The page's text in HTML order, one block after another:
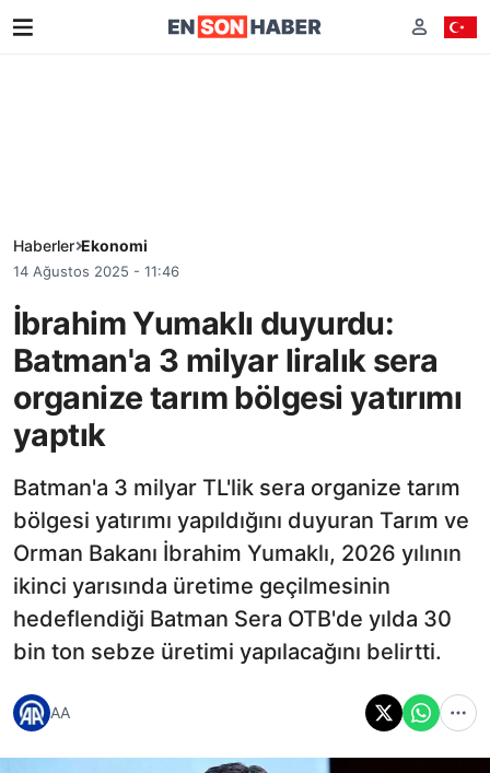
Haberler Ekonomi
14 Ağustos 2025 - 11:46
İbrahim Yumaklı duyurdu:
Batman'a 3 milyar liralık sera
organize tarım bölgesi yatırımı
yaptık
Batman'a 3 milyar TL'lik sera organize tarım
bölgesi yatırımı yapıldığını duyuran Tarım ve
Orman Bakanı İbrahim Yumaklı, 2026 yılının
ikinci yarısında üretime geçilmesinin
hedeflendiği Batman Sera OTB'de yılda 30
bin ton sebze üretimi yapılacağını belirtti.
AA